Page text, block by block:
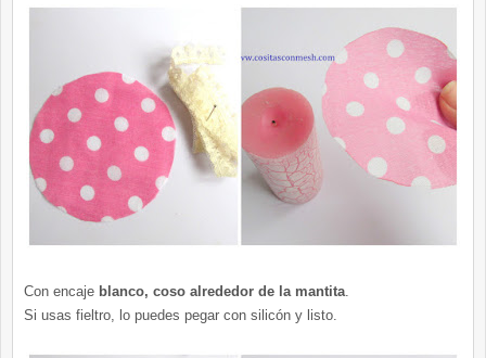
Con encaje blanco, coso alrededor de la mantita
Si usas fieltro, lo puedes pegar con silicón y listo.